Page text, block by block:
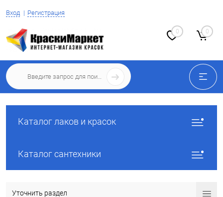
Вход Регистрация
0 0
Каталог лаков и красок
Каталог сантехники
Уточнить раздел